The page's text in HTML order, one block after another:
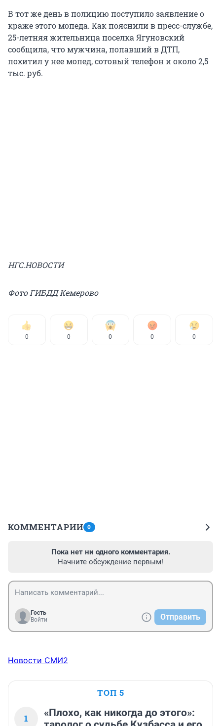
В тот же день в полицию поступило заявление о
краже этого мопеда. Как пояснили в пресс-службе,
25-летняя жительница поселка Ягуновский
сообщила, что мужчина, попавший в ДТП,
похитил у нее мопед, сотовый телефон и около 2,5
тыс. руб.
НГС.НОВОСТИ
Фото ГИБДД Кемерово
0 0 0 0 0
КОММЕНТАРИИ 0
Пока нет ни одного комментария.
Начните обсуждение первым!
Гость
Войти
Отправить
Новости СМИ2
ТОП 5
1
«Плохо, как никогда до этого»: